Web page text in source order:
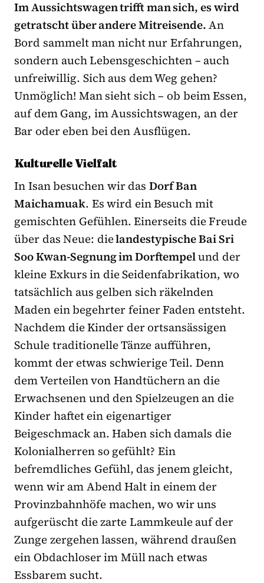
Im Aussichtswagen trifft man sich, es wird
getratscht über andere Mitreisende.An
Bord sammelt man nicht nur Erfahrungen,
sondern auch Lebensgeschichten – auch
unfreiwillig. Sich aus dem Weg gehen?
Unmöglich! Man sieht sich – ob beim Essen,
auf dem Gang, im Aussichtswagen, an der
Bar oder eben bei den Ausflügen.
Kulturelle Vielfalt
In Isan besuchen wir dasDorf Ban
Maichamuak. Es wird ein Besuch mit
gemischten Gefühlen. Einerseits die Freude
über das Neue: dielandestypische Bai Sri
Soo Kwan-Segnung im Dorftempelund der
kleine Exkurs in die Seidenfabrikation, wo
tatsächlich aus gelben sich räkelnden
Maden ein begehrter feiner Faden entsteht.
Nachdem die Kinder der ortsansässigen
Schule traditionelle Tänze aufführen,
kommt der etwas schwierige Teil. Denn
dem Verteilen von Handtüchern an die
Erwachsenen und den Spielzeugen an die
Kinder haftet ein eigenartiger
Beigeschmack an. Haben sich damals die
Kolonialherren so gefühlt? Ein
befremdliches Gefühl, das jenem gleicht,
wenn wir am Abend Halt in einem der
Provinzbahnhöfe machen, wo wir uns
aufgerüscht die zarte Lammkeule auf der
Zunge zergehen lassen, während draußen
ein Obdachloser im Müll nach etwas
Essbarem sucht.